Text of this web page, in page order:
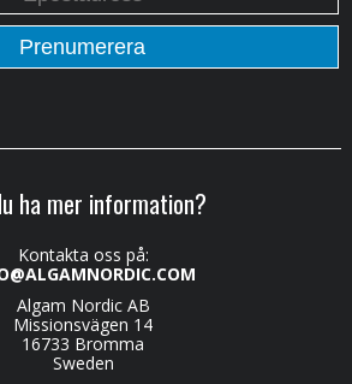
ha mer information?
Kontakta oss på:
Algam Nordic AB
Missionsvägen 14
16733 Bromma
Sweden